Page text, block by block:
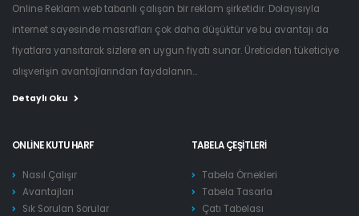
Online Reklam web tabanlı çalışan bir reklam şirketidir. Dolayısıyla
internet sayesinde masrafları çok daha düşüktür ve bu avantajı da
fiyatlara yansıtarak sizlere en uygun fiyatı sunar. Üreticiden tüketiciye
alışverişin avantajlarından faydalanın...
Detaylı Oku
ONLINE KUTU HARF
Nasıl Çalışır
Avantajları
Sık Sorulan Sorular
TABELA ÇEŞITLERI
Tabela Örnekleri
Tabela Tasarla
Çatı Tabelası